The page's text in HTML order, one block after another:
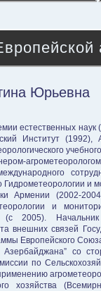
Юрьевна
естественных наук
Институт (1992),
Гидрометеорологии и
Армении (2002-
и
2005).
внешних связей
Европейского
со
по
хозяйства